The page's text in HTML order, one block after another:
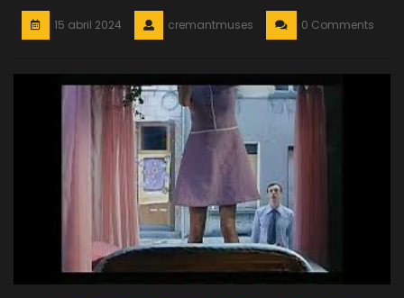
15 abril 2024 cremantmuses 0 Comments